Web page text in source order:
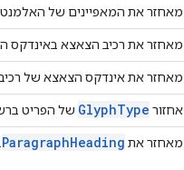
מאחזר את המאפיינים של האלמנט.
מאחזר את רכיב הצאצא באינדקס
מאחזר את אינדקס הצאצא של
אחזור GlyphType של הפריט
מאחזר את ParagraphHeading